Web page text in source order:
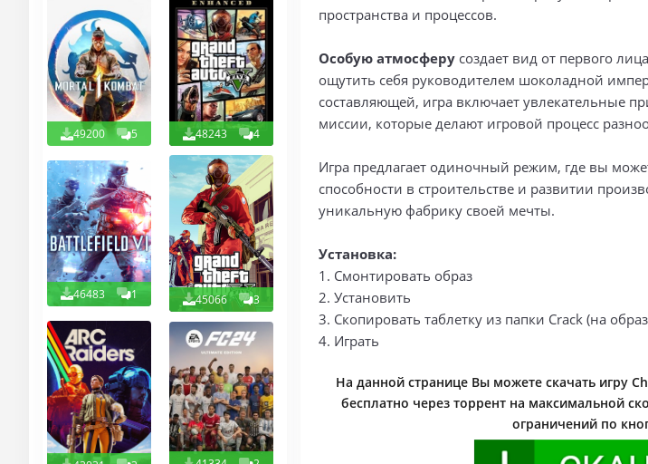
49200 5 48243 4
46483 1 45066 3
пространства и процессов.
Особую атмосферу создает вид от первого
ощутить себя руководителем шоколадной
составляющей, игра включает увлекательные
миссии, которые делают игровой процесс
Игра предлагает одиночный режим, где вы
способности в строительстве и развитии
уникальную фабрику своей мечты.
Установка:
1. Смонтировать образ
2. Установить
3. Скопировать таблетку из папки Crack (на
4. Играть
На данной странице Вы можете скачать игру
бесплатно через торрент на максимальной
ограничений по